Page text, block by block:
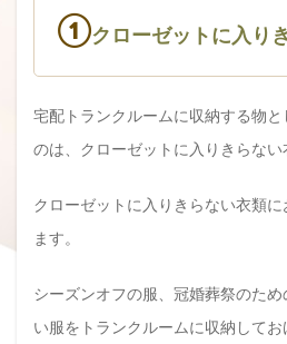
①クローゼットに入り
宅配トランクルームに収納する物
のは、クローゼットに入りきらない
クローゼットに入りきらない衣類
ます。
シーズンオフの服、冠婚葬祭のた
い服をトランクルームに収納して